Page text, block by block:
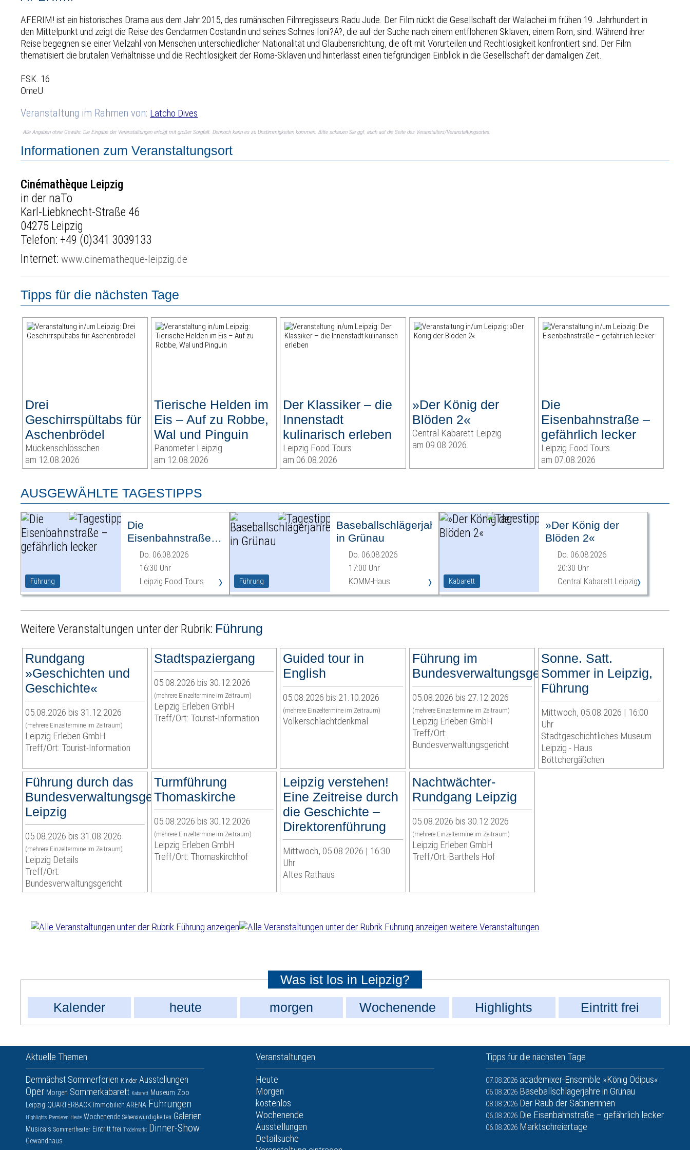
AFERIM! ist ein historisches Drama aus dem Jahr 2015, des rumänischen Filmregisseurs Radu Jude. Der Film rückt die Gesellschaft der Walachei im frühen 19. Jahrhundert in
den Mittelpunkt und zeigt die Reise des Gendarmen Costandin und seines Sohnes Ioni?Ä?, die auf der Suche nach einem entflohenen Sklaven, einem Rom, sind. Während ihrer
Reise begegnen sie einer Vielzahl von Menschen unterschiedlicher Nationalität und Glaubensrichtung, die oft mit Vorurteilen und Rechtlosigkeit konfrontiert sind. Der Film
thematisiert die brutalen Verhältnisse und die Rechtlosigkeit der Roma-Sklaven und hinterlässt einen tiefgründigen Einblick in die Gesellschaft der damaligen Zeit.
FSK. 16
OmeU
Veranstaltung im Rahmen von: Latcho Dives
Alle Angaben ohne Gewähr. Die Eingabe der Veranstaltungen erfolgt mit großer Sorgfalt. Dennoch kann es zu Unstimmigkeiten kommen. Bitte schauen Sie ggf. auch auf die Seite des Veranstalters/Veranstaltungsortes.
Informationen zum Veranstaltungsort
Cinémathèque Leipzig
in der naTo
Karl-Liebknecht-Straße 46
04275 Leipzig
Telefon: +49 (0)341 3039133
Internet:www.cinematheque-leipzig.de
Tipps für die nächsten Tage
Drei
Geschirrspültabs für
Aschenbrödel
Mückenschlösschen
am 12.08.2026
Tierische Helden im
Eis – Auf zu Robbe,
Wal und Pinguin
Panometer Leipzig
am 12.08.2026
Der Klassiker – die
Innenstadt
kulinarisch erleben
Leipzig Food Tours
am 06.08.2026
»Der König der
Blöden 2«
Central Kabarett Leipzig
am 09.08.2026
Die
Eisenbahnstraße –
gefährlich lecker
Leipzig Food Tours
am 07.08.2026
AUSGEWÄHLTE TAGESTIPPS
Führung
Die
Eisenbahnstraße –
gefährlich lecker
Do. 06.08.2026
16:30 Uhr
Leipzig Food Tours
› Führung
Baseballschlägerjahre
in Grünau
Do. 06.08.2026
17:00 Uhr
KOMM-Haus
› Kabarett
»Der König der
Blöden 2«
Do. 06.08.2026
20:30 Uhr
Central Kabarett Leipzig›
Weitere Veranstaltungen unter der Rubrik: Führung
Rundgang
»Geschichten und
Geschichte«
05.08.2026 bis 31.12.2026
(mehrere Einzeltermine im Zeitraum)
Leipzig Erleben GmbH
Treff/Ort: Tourist-Information
Stadtspaziergang
05.08.2026 bis 30.12.2026
(mehrere Einzeltermine im Zeitraum)
Leipzig Erleben GmbH
Treff/Ort: Tourist-Information
Guided tour in
English
05.08.2026 bis 21.10.2026
(mehrere Einzeltermine im Zeitraum)
Völkerschlachtdenkmal
Führung im
Bundesverwaltungsgericht
05.08.2026 bis 27.12.2026
(mehrere Einzeltermine im Zeitraum)
Leipzig Erleben GmbH
Treff/Ort:
Bundesverwaltungsgericht
Sonne. Satt.
Sommer in Leipzig,
Führung
Mittwoch, 05.08.2026 | 16:00
Uhr
Stadtgeschichtliches Museum
Leipzig - Haus
Böttchergäßchen
Führung durch das
Bundesverwaltungsgericht
Leipzig
05.08.2026 bis 31.08.2026
(mehrere Einzeltermine im Zeitraum)
Leipzig Details
Treff/Ort:
Bundesverwaltungsgericht
Turmführung
Thomaskirche
05.08.2026 bis 30.12.2026
(mehrere Einzeltermine im Zeitraum)
Leipzig Erleben GmbH
Treff/Ort: Thomaskirchhof
Leipzig verstehen!
Eine Zeitreise durch
die Geschichte –
Direktorenführung
Mittwoch, 05.08.2026 | 16:30
Uhr
Altes Rathaus
Nachtwächter-
Rundgang Leipzig
05.08.2026 bis 30.12.2026
(mehrere Einzeltermine im Zeitraum)
Leipzig Erleben GmbH
Treff/Ort: Barthels Hof
weitere Veranstaltungen
Was ist los in Leipzig?
Kalender
heute morgen Wochenende Highlights Eintritt frei
Aktuelle Themen
Demnächst Sommerferien Kinder Ausstellungen
Oper Morgen Sommerkabarett Kabarett Museum Zoo
Leipzig QUARTERBACK Immobilien ARENA Führungen
Highlights Premieren Heute Wochenende Sehenswürdigkeiten Galerien
Musicals Sommertheater Eintritt frei Trödelmarkt Dinner-Show
Gewandhaus
Veranstaltungen
Heute
Morgen
kostenlos
Wochenende
Ausstellungen
Detailsuche
Tipps für die nächsten Tage
07.08.2026 academixer-Ensemble »König Ödipus«
06.08.2026 Baseballschlägerjahre in Grünau
08.08.2026 Der Raub der Sabinerinnen
06.08.2026 Die Eisenbahnstraße – gefährlich lecker
06.08.2026 Marktschreiertage